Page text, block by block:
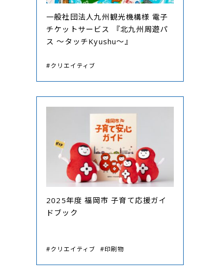
一般社団法人九州観光機構様 電子
チケットサービス 『北九州周遊パ
ス ～タッチKyushu～』
#クリエイティブ
2025年度 福岡市 子育て応援ガイ
ドブック
#クリエイティブ #印刷物